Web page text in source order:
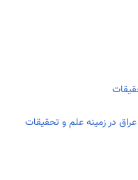
در زمینه علم و تحقیقات